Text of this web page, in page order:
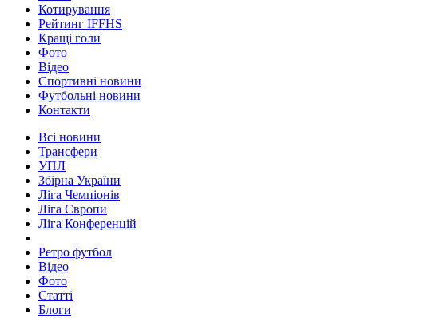
Котирування
Рейтинг IFFHS
Кращі голи
Фото
Відео
Спортивні новини
Футбольні новини
Контакти
Всі новини
Трансфери
УПЛ
Збірна України
Ліга Чемпіонів
Ліга Європи
Ліга Конференцій
Ретро футбол
Відео
Фото
Статті
Блоги